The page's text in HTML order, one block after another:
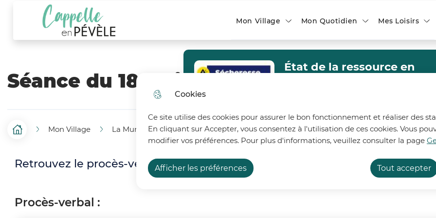
Cookies
Ce site utilise des cookies pour assurer le bon fonctionnement et réaliser des
En cliquant sur Accepter, vous consentez à l'utilisation de ces cookies. Vous
modifier vos préférences. Pour plus d'informations, veuillez consulter la page
Afficher les préférences Tout accepter
Aller au menu Aller à la recherche Aller au contenu principal Consulter le plan du site
État de la ressource en
en alerte et 2 bassins demeurent en
Ville de Cappelle-en-Pévèle
v
g
o
Mon Village Mon Quotidien Mes Loisirs
Séance du 18 Mai 2022
F
d
Accueil Mon Village La Municipalité Séances du Conseil Municipal Mandat 2020-2026 Année
Retrouvez le procès-verbal et l'ensemble des délibérations de la séance du
Procès-verbal :